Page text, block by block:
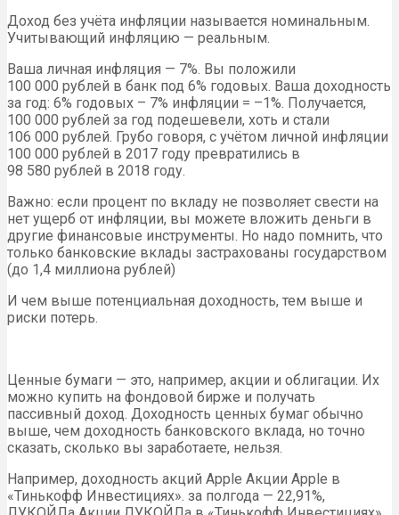
Доход без учёта инфляции называется номинальным.
Учитывающий инфляцию — реальным.
Ваша личная инфляция — 7%. Вы положили
100 000 рублей в банк под 6% годовых. Ваша доходность
за год: 6% годовых – 7% инфляции = –1%. Получается,
100 000 рублей за год подешевели, хоть и стали
106 000 рублей. Грубо говоря, с учётом личной инфляции
100 000 рублей в 2017 году превратились в
98 580 рублей в 2018 году.
Важно: если процент по вкладу не позволяет свести на
нет ущерб от инфляции, вы можете вложить деньги в
другие финансовые инструменты. Но надо помнить, что
только банковские вклады застрахованы государством
(до 1,4 миллиона рублей)
И чем выше потенциальная доходность, тем выше и
риски потерь.
Ценные бумаги — это, например, акции и облигации. Их
можно купить на фондовой бирже и получать
пассивный доход. Доходность ценных бумаг обычно
выше, чем доходность банковского вклада, но точно
сказать, сколько вы заработаете, нельзя.
Например, доходность акций Apple Акции Apple в
«Тинькофф Инвестициях». за полгода — 22,91%,